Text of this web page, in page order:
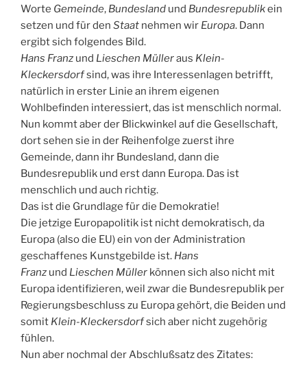
Worte Gemeinde, Bundesland und Bundesrepublikein
setzen und für den Staat nehmen wir Europa. Dann
ergibt sich folgendes Bild.
Hans Franz und Lieschen Mülleraus Klein-
Kleckersdorfsind, was ihre Interessenlagen betrifft,
natürlich in erster Linie an ihrem eigenen
Wohlbefinden interessiert, das ist menschlich normal.
Nun kommt aber der Blickwinkel auf die Gesellschaft,
dort sehen sie in der Reihenfolge zuerst ihre
Gemeinde, dann ihr Bundesland, dann die
Bundesrepublik und erst dann Europa. Das ist
menschlich und auch richtig.
Das ist die Grundlage für die Demokratie!
Die jetzige Europapolitik ist nicht demokratisch, da
Europa (also die EU) ein von der Administration
geschaffenes Kunstgebilde ist. Hans
Franz und Lieschen Müller können sich also nicht mit
Europa identifizieren, weil zwar die Bundesrepublik per
Regierungsbeschluss zu Europa gehört, die Beiden und
somit Klein-Kleckersdorfsich aber nicht zugehörig
fühlen.
Nun aber nochmal der Abschlußsatz des Zitates: